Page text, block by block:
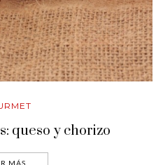
queso y chorizo
MÁS